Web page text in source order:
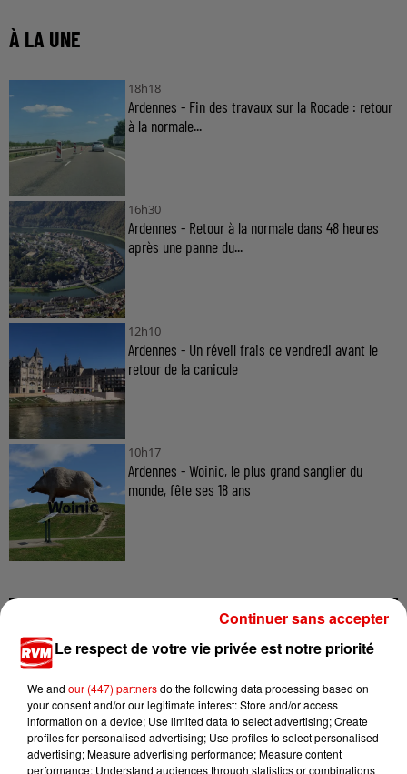
À LA UNE
18h18
Ardennes - Fin des travaux sur la Rocade : retour
à la normale...
16h30
Ardennes - Retour à la normale dans 48 heures
après une panne du...
12h10
Ardennes - Un réveil frais ce vendredi avant le
retour de la canicule
10h17
Ardennes - Woinic, le plus grand sanglier du
monde, fête ses 18 ans
TITRES DIFFUSÉS
20h22
20h22 20h17
20h17 20h14
20h14
Le respect de votre vie privée est notre priorité
We and our (447) partnersdo the following data processing based on
your consent and/or our legitimate interest: Store and/or access
information on a device; Use limited data to select advertising; Create
profiles for personalised advertising; Use profiles to select personalised
advertising; Measure advertising performance; Measure content
performance; Understand audiences through statistics or combinations
Continuer sans accepter